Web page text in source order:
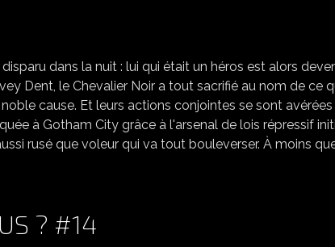
dans la nuit : lui qui était un héros est alors
Dent, le Chevalier Noir a tout sacrifié au nom de ce
cause. Et leurs actions conjointes se sont avérées
à Gotham City grâce à l'arsenal de lois répressif
rusé que voleur qui va tout bouleverser. À moins
? #14